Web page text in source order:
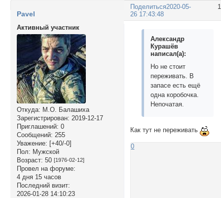
Поделиться2020-05-
26 17:43:48
Pavel
Активный участник
Откуда: М.О. Балашиха
Зарегистрирован: 2019-12-17
Приглашений: 0
Сообщений: 255
Уважение: [+40/-0]
Пол: Мужской
Возраст: 50 [1976-02-12]
Провел на форуме:
4 дня 15 часов
Последний визит:
2026-01-28 14:10:23
Александр
Курашёв
написал(а):
Но не стоит
переживать. В
запасе есть ещё
одна коробочка.
Непочатая.
Как тут не переживать
0